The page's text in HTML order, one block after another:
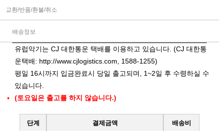
교환/반품/환불/취소
배송정보
유럽악기는 CJ 대한통운 택배를 이용하고 있습니다. (CJ 대한통
운택배: http://www.cjlogistics.com, 1588-1255)
평일 16시까지 입금완료시 당일 출고되며, 1~2일 후 수령하실 수
있습니다.
(토요일은 출고를 하지 않습니다.)
단계 결제금액 배송비